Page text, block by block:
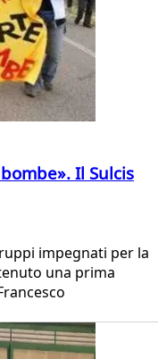
Il Sulcis
impegnati per la
una prima